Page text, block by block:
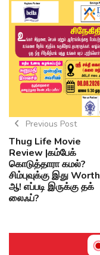
Previous Post
Thug Life Movie
Review |கம்பேக்
கொடுத்தாரா கமல்?
சிம்புவுக்கு இது Worth
ஆ! எப்படி இருக்கு தக்
லைஃப்?